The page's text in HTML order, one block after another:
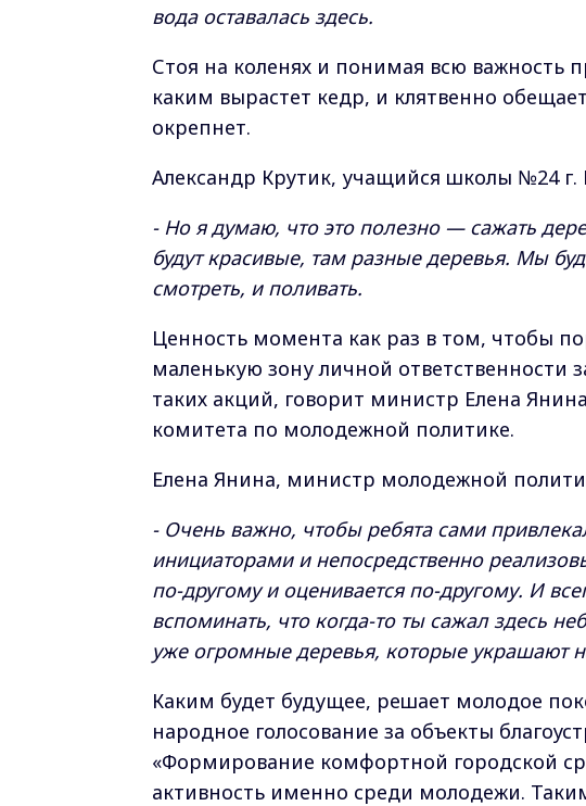
вода оставалась здесь.
Стоя на коленях и понимая всю важность
каким вырастет кедр, и клятвенно
окрепнет.
Александр Крутик, учащийся школы №24
- Но я думаю, что это полезно — сажать
будут красивые, там разные деревья. Мы
смотреть, и поливать.
Ценность момента как раз в том, чтобы
маленькую зону личной ответственности
таких акций, говорит министр Елена
комитета по молодежной политике.
Елена Янина, министр молодежной
- Очень важно, чтобы ребята сами
инициаторами и непосредственно
по-другому и оценивается по-другому. И
вспоминать, что когда-то ты сажал здесь
уже огромные деревья, которые украшают
Каким будет будущее, решает молодое
народное голосование за объекты
«Формирование комфортной городской
активность именно среди молодежи.